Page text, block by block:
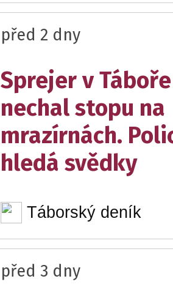
před 2 dny
Sprejer v Táboře
nechal stopu na
mrazírnách.
hledá svědky
Táborský deník
před 3 dny